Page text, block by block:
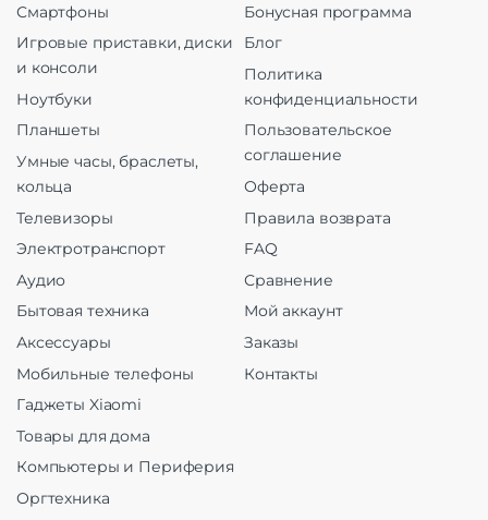
Смартфоны
Игровые приставки, диски
и консоли
Ноутбуки
Планшеты
Умные часы, браслеты,
кольца
Телевизоры
Электротранспорт
Аудио
Бытовая техника
Аксессуары
Мобильные телефоны
Гаджеты Xiaomi
Товары для дома
Компьютеры и Периферия
Оргтехника
Бонусная программа
Блог
Политика
конфиденциальности
Пользовательское
соглашение
Оферта
Правила возврата
FAQ
Сравнение
Мой аккаунт
Заказы
Контакты